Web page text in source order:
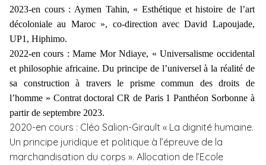
2023-en cours : Aymen Tahin, « Esthétique et histoire de l’art
décoloniale au Maroc », co-direction avec David Lapoujade,
UP1, Hiphimo.
2022-en cours : Mame Mor Ndiaye, « Universalisme occidental
et philosophie africaine. Du principe de l’universel à la réalité de
sa construction à travers le prisme commun des droits de
l’homme » Contrat doctoral CR de Paris 1 Panthéon Sorbonne à
partir de septembre 2023.
2020-en cours : Cléo Salion-Girault « La dignité humaine.
Un principe juridique et politique à l’épreuve de la
marchandisation du corps ». Allocation de l’Ecole